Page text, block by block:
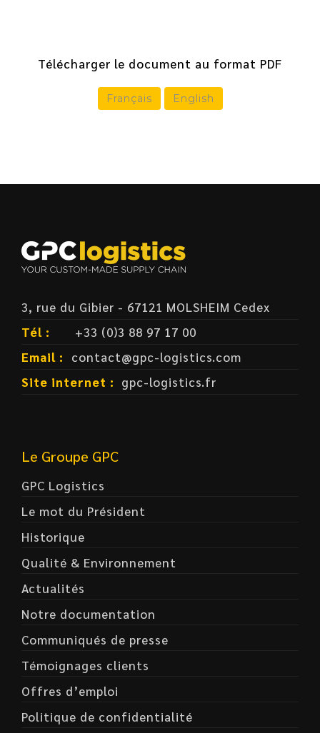
Télécharger le document au format PDF
Français English
3, rue du Gibier - 67121 MOLSHEIM Cedex
Tél :
+33 (0)3 88 97 17 00
Email :
contact@gpc-logistics.com
Site internet : gpc-logistics.fr
Le Groupe GPC
GPC Logistics
Le mot du Président
Historique
Qualité & Environnement
Actualités
Notre documentation
Communiqués de presse
Témoignages clients
Offres d’emploi
Politique de confidentialité